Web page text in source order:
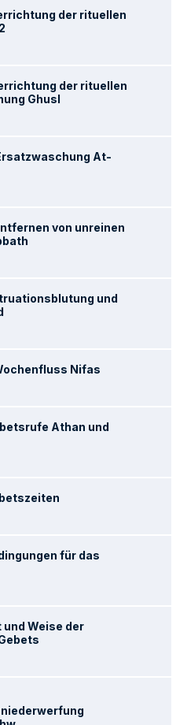
der rituellen
der rituellen
Ghusl
At-
von unreinen
und
Nifas
Athan und
für das
und Weise der